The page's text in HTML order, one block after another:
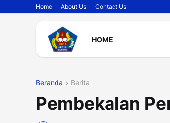
Home About Us Contact Us
HOME
Beranda Berita
Pembekalan